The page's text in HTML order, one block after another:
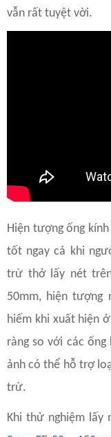
vẫn rất tuyệt vời.
Hiện tượng ống
tốt ngay cả khi
trừ thở lấy nét
50mm, hiện tượng
hiếm khi xuất hiện
ràng so với các
ảnh có thể hỗ trợ
trừ.
Khi thử nghiệm lấy